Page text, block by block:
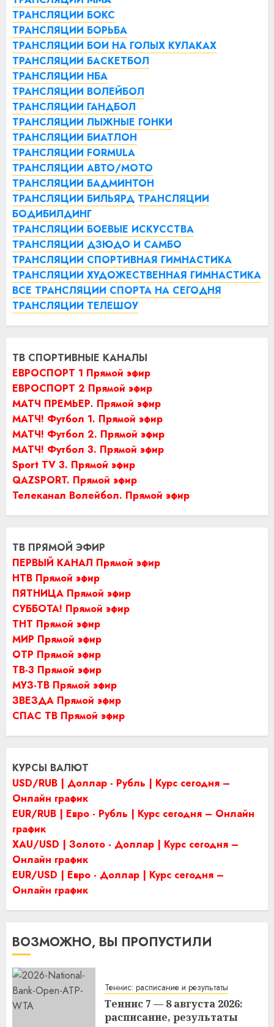
ТРАНСЛЯЦИИ БОКС
ТРАНСЛЯЦИИ БОРЬБА
ТРАНСЛЯЦИИ БОИ НА ГОЛЫХ КУЛАКАХ
ТРАНСЛЯЦИИ БАСКЕТБОЛ
ТРАНСЛЯЦИИ НБА
ТРАНСЛЯЦИИ ВОЛЕЙБОЛ
ТРАНСЛЯЦИИ ГАНДБОЛ
ТРАНСЛЯЦИИ ЛЫЖНЫЕ ГОНКИ
ТРАНСЛЯЦИИ БИАТЛОН
ТРАНСЛЯЦИИ FORMULA
ТРАНСЛЯЦИИ АВТО/МОТО
ТРАНСЛЯЦИИ БАДМИНТОН
ТРАНСЛЯЦИИ БИЛЬЯРД ТРАНСЛЯЦИИ
БОДИБИЛДИНГ
ТРАНСЛЯЦИИ БОЕВЫЕ ИСКУССТВА
ТРАНСЛЯЦИИ ДЗЮДО И САМБО
ТРАНСЛЯЦИИ СПОРТИВНАЯ ГИМНАСТИКА
ТРАНСЛЯЦИИ ХУДОЖЕСТВЕННАЯ ГИМНАСТИКА
ВСЕ ТРАНСЛЯЦИИ СПОРТА НА СЕГОДНЯ
ТРАНСЛЯЦИИ ТЕЛЕШОУ
ТВ СПОРТИВНЫЕ КАНАЛЫ
ЕВРОСПОРТ 1 Прямой эфир
ЕВРОСПОРТ 2 Прямой эфир
МАТЧ ПРЕМЬЕР. Прямой эфир
МАТЧ! Футбол 1. Прямой эфир
МАТЧ! Футбол 2. Прямой эфир
МАТЧ! Футбол 3. Прямой эфир
Sport TV 3. Прямой эфир
QAZSPORT. Прямой эфир
Телеканал Волейбол. Прямой эфир
ТВ ПРЯМОЙ ЭФИР
ПЕРВЫЙ КАНАЛ Прямой эфир
НТВ Прямой эфир
ПЯТНИЦА Прямой эфир
СУББОТА! Прямой эфир
ТНТ Прямой эфир
МИР Прямой эфир
ОТР Прямой эфир
ТВ-3 Прямой эфир
МУЗ-ТВ Прямой эфир
ЗВЕЗДА Прямой эфир
СПАС ТВ Прямой эфир
КУРСЫ ВАЛЮТ
USD/RUB | Доллар - Рубль | Курс сегодня –
Онлайн график
EUR/RUB | Евро - Рубль | Курс сегодня – Онлайн
график
XAU/USD | Золото - Доллар | Курс сегодня –
Онлайн график
EUR/USD | Евро - Доллар | Курс сегодня –
Онлайн график
ВОЗМОЖНО, ВЫ ПРОПУСТИЛИ
Теннис: расписание и результаты
Теннис 7 — 8 августа 2026:
расписание, результаты